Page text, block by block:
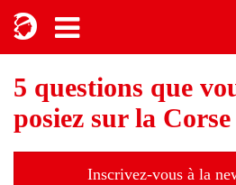
5 questions que
posiez sur la Corse
Inscrivez-vous à la